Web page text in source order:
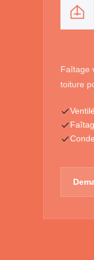
Faîtage
toiture
Ventilé